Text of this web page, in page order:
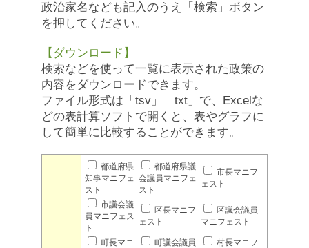
政治家名なども記入のうえ「検索」ボタン
を押してください。
【ダウンロード】
検索などを使って一覧に表示された政策の
内容をダウンロードできます。
ファイル形式は「tsv」「txt」で、Excelな
どの表計算ソフトで開くと、表やグラフに
して簡単に比較することができます。
都道府県
知事マニフェ
スト
都道府県議
会議員マニフェ
スト
市長マニフ
ェスト
市議会議
員マニフェス
ト
区長マニフ
ェスト
区議会議員
マニフェスト
町長マニ
町議会議員
村長マニフ